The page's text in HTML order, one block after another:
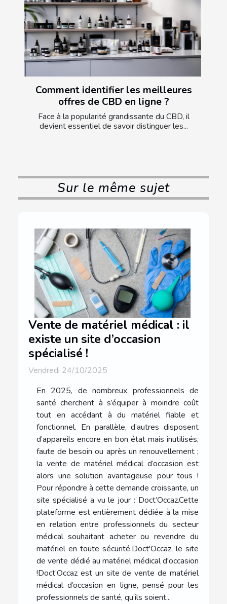
Comment identifier les meilleures
offres de CBD en ligne ?
Face à la popularité grandissante du CBD, il
devient essentiel de savoir distinguer les...
Sur le même sujet
Vente de matériel médical : il
existe un site d’occasion
spécialisé !
Vendredi 24/10/2025
En 2025, de nombreux professionnels de
santé cherchent à s’équiper à moindre coût
tout en accédant à du matériel fiable et
fonctionnel. En parallèle, d’autres disposent
d’appareils encore en bon état mais inutilisés,
faute de besoin ou après un renouvellement ;
la vente de matériel médical d’occasion est
alors une solution avantageuse pour tous !
Pour répondre à cette demande croissante, un
site spécialisé a vu le jour : Doct’Occaz.Cette
plateforme est entièrement dédiée à la mise
en relation entre professionnels du secteur
médical souhaitant acheter ou revendre du
matériel en toute sécurité.Doct'Occaz, le site
de vente dédié au matériel médical d'occasion
!Doct’Occaz est un site de vente de matériel
médical d’occasion en ligne, pensé pour les
professionnels de santé, qu’ils soient...